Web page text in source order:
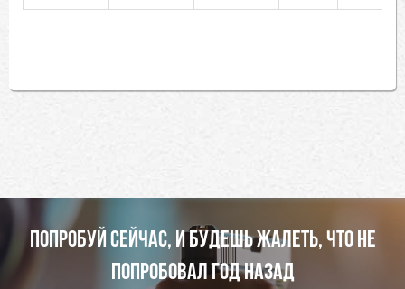
ПОПРОБУЙ СЕЙЧАС, И БУДЕШЬ ЖАЛЕТЬ, ЧТО НЕ
ПОПРОБОВАЛ ГОД НАЗАД